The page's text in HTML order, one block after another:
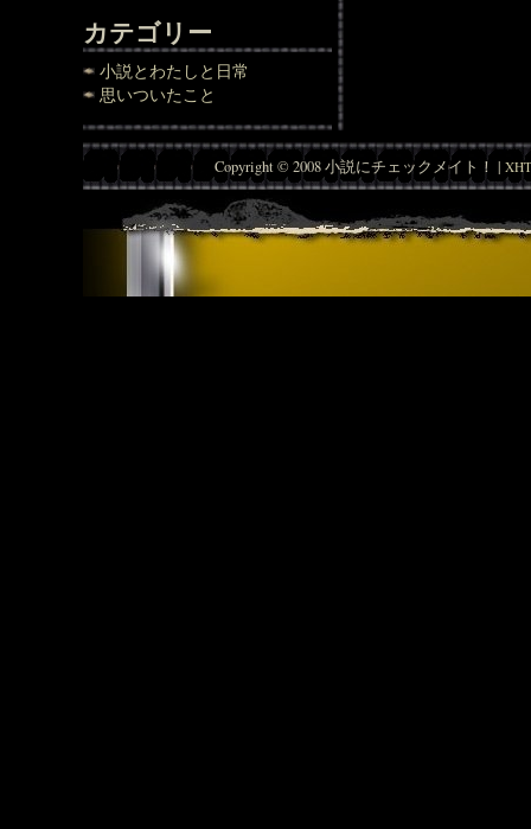
カテゴリー
小説とわたしと日常
思いついたこと
Copyright © 2008 小説にチェックメイト！ |